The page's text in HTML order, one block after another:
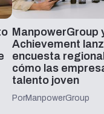
ManpowerGroup
Achievement
encuesta
cómo las
talento joven
PorManpowerGroup